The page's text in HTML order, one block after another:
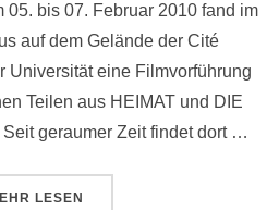
05. bis 07. Februar 2010 fand im
auf dem Gelände der Cité
Universität eine Filmvorführung
Teilen aus HEIMAT und DIE
geraumer Zeit findet dort …
ÜBER “HEIMAT-WOCHENENDE
LESEN